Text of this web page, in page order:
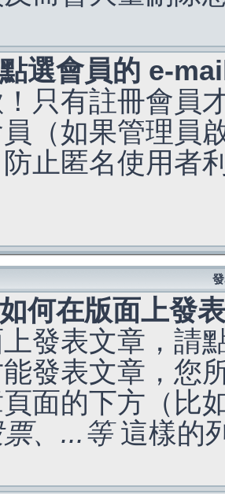
選會員的 e-
只有註冊會員
（如果管理員
止匿名使用者
何在版面上發
發表文章，請
發表文章，您
面的下方（比
、...等這樣的